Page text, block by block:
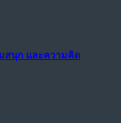
มสนุก และความคิด